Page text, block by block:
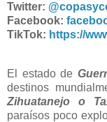
Twitter:
Facebook:
TikTok: https://
El estado de
destinos
Zihuatanejo o
paraísos poco